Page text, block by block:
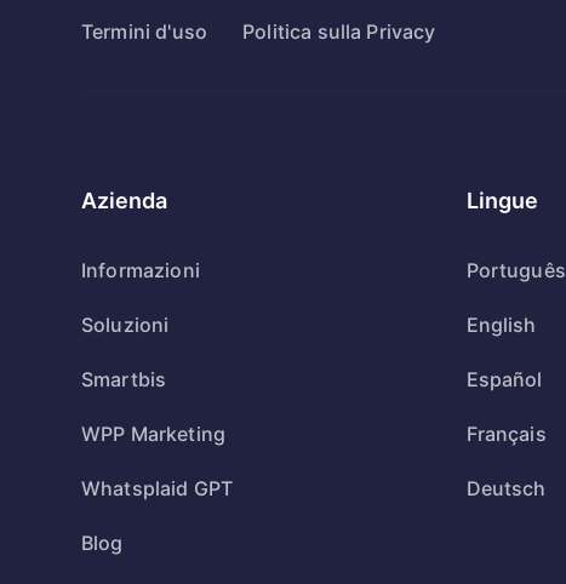
Termini d'uso Politica sulla Privacy
Azienda
Informazioni
Soluzioni
Smartbis
WPP Marketing
Whatsplaid GPT
Blog
Lingue
Português
English
Español
Français
Deutsch